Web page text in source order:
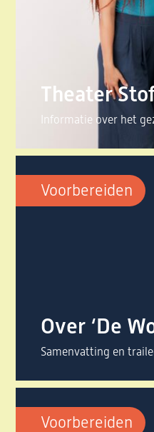
Theater
Informatie over het
Voorbereiden
Over ‘De
Samenvatting en
Voorbereiden